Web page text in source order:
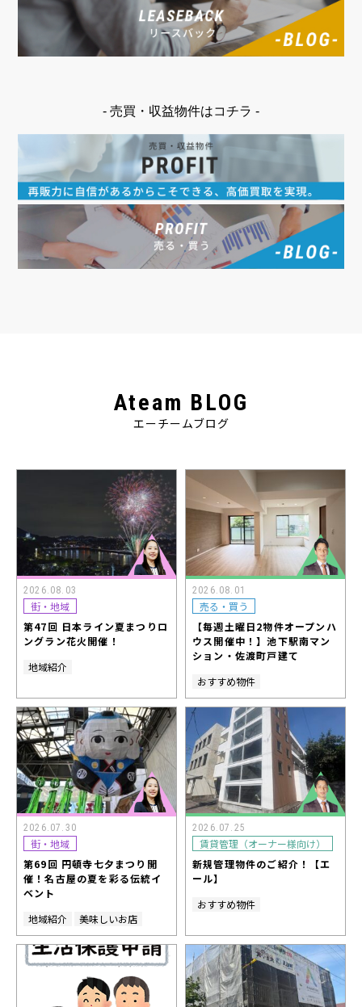
- 売買・収益物件はコチラ -
Ateam BLOG
エーチームブログ
2026.08.03
街・地域
第47回 日本ライン夏まつりロ
ングラン花火開催！
地域紹介
2026.08.01
売る・買う
【毎週土曜日2物件オープンハ
ウス開催中！】池下駅南マン
ション・佐渡町戸建て
おすすめ物件
2026.07.30
街・地域
第69回 円頓寺七夕まつり開
催！名古屋の夏を彩る伝統イ
ベント
地域紹介
美味しいお店
2026.07.25
賃貸管理（オーナー様向け）
新規管理物件のご紹介！【エ
ール】
おすすめ物件